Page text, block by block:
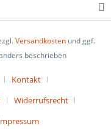
Versandkosten und ggf.
beschrieben
Kontakt
Widerrufsrecht